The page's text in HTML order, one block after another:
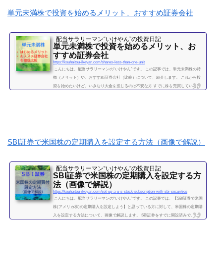
単元未満株で投資を始めるメリット、おすすめ証券会社
配当サラリーマン“いけやん”の投資日記 ​
単元未満株で投資を始めるメリット、お
すすめ証券会社
https://kouhaitou-ikeyan.com/shares-less-than-one-unit
こんにちは。配当サラリーマンの“いけやん”です。 この記事では、単元未満株の特
徴（メリット）や、おすすめ証券会社（比較）について、紹介します。 これから投
資を始めたいけど、いきなり大金を投じるのは不安な方 すでに株を売買しているけ
SBI証券で米国株の定期購入を設定する方法（画像で解説）
配当サラリーマン“いけやん”の投資日記 ​
SBI証券で米国株の定期購入を設定する方
法（画像で解説）
https://kouhaitou-ikeyan.com/set-up-a-u-s-stock-subscription-with-sbi-securities
こんにちは。配当サラリーマンの“いけやん”です。 この記事では、【SBI証券で米国
株(アメリカ株)の定期購入を設定しよう】と思っている方に対して、米国株の定期購
入を設定する方法について、画像で解説します。 SBI証券をすでに開設済みで、 こ